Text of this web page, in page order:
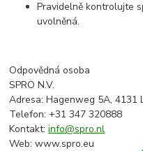
Pravidelně kontrolujte
uvolněná.
Odpovědná osoba
SPRO N.V.
Adresa: Hagenweg 5A, 4131
Telefon: +31 347 320888
Kontakt:info@spro.nl
Web: www.spro.eu